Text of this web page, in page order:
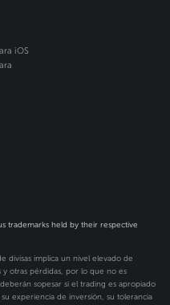
iOS
trademarks held by their respective
divisas implica un nivel elevado de
otras pérdidas, por lo que no es
sopesar si el trading es apropiado
experiencia de inversión, su tolerancia